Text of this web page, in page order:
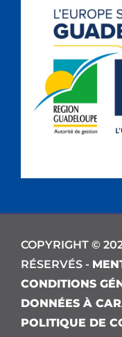
COPYRIGHT ©
RÉSERVÉS -
CONDITIONS
DONNÉES À
POLITIQUE DE